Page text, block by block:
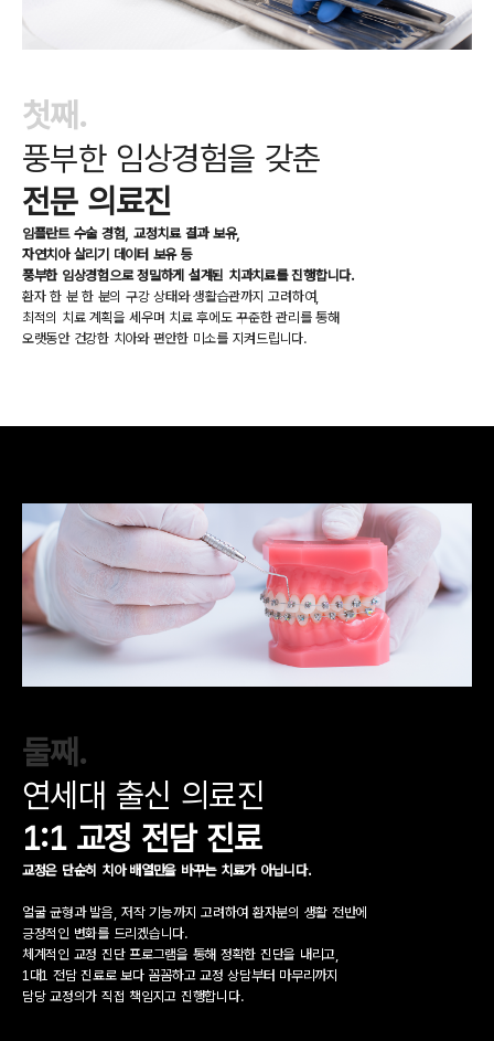
첫째.
풍부한 임상경험을 갖춘
전문 의료진
임플란트 수술 경험, 교정치료 결과 보유,
자연치아 살리기 데이터 보유 등
풍부한 임상경험으로 정밀하게 설계된 치과치료를 진행합니다.
환자 한 분 한 분의 구강 상태와 생활습관까지 고려하여,
최적의 치료 계획을 세우며 치료 후에도 꾸준한 관리를 통해
오랫동안 건강한 치아와 편안한 미소를 지켜드립니다.
둘째.
연세대 출신 의료진
1:1 교정 전담 진료
교정은 단순히 치아 배열만을 바꾸는 치료가 아닙니다.
얼굴 균형과 발음, 저작 기능까지 고려하여 환자분의 생활 전반에
긍정적인 변화를 드리겠습니다.
체계적인 교정 진단 프로그램을 통해 정확한 진단을 내리고,
1대1 전담 진료로 보다 꼼꼼하고교정 상담부터 마무리까지
담당 교정의가 직접 책임지고 진행합니다.